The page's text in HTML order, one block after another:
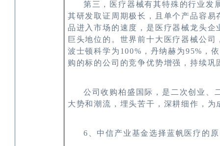
第三，医疗器械有其特殊的行业发
其研发取证周期极长，且单个产品容
品进入市场的速度，是医疗器械龙头
巨头地位的。世界前十大医疗器械公
波士顿科学为 100% ，丹纳赫为95% ，
购的标的公司的竞争优势增强，持续巩
公司收购柏盛国际，是二次创业、
大势和潮流，埋头苦干，深耕细作，
6 、中信产业基金选择蓝帆医疗的